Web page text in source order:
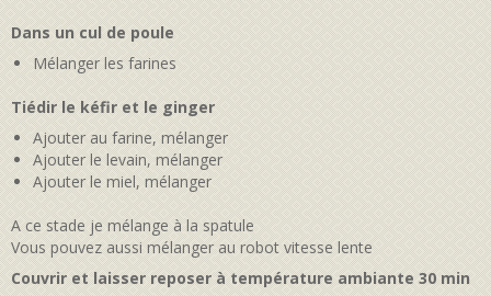
Dans un cul de poule
Mélanger les farines
Tiédir le kéfir et le ginger
Ajouter au farine, mélanger
Ajouter le levain, mélanger
Ajouter le miel, mélanger
A ce stade je mélange à la spatule
Vous pouvez aussi mélanger au robot vitesse lente
Couvrir et laisser reposer à température ambiante 30 min